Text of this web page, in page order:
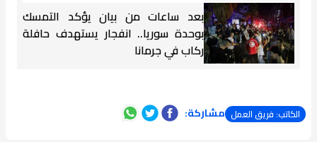
بعد ساعات من بيان يؤكد التمسك
بوحدة سوريا.. انفجار يستهدف حافلة
ركاب في جرمانا
الكاتب: فريق العمل مشاركة: